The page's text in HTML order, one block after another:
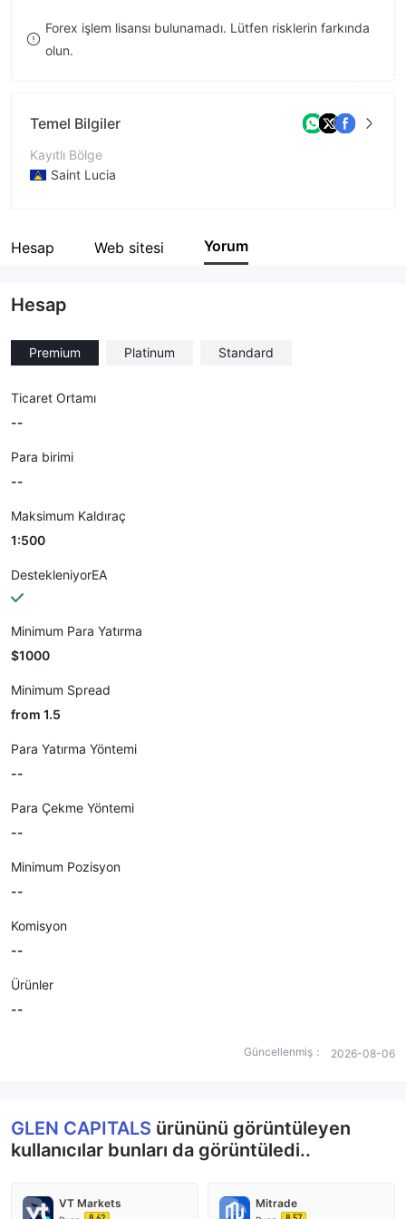
9 99
Forex işlem lisansı bulunamadı. Lütfen risklerin farkında
olun.
Temel Bilgiler
Kayıtlı Bölge
Saint Lucia
Şirket Adı
Hesap Web sitesi Yorum
Hesap
Premium Platinum Standard
Ticaret Ortamı
--
Para birimi
--
Maksimum Kaldıraç
1:500
DestekleniyorEA
Minimum Para Yatırma
$1000
Minimum Spread
from 1.5
Para Yatırma Yöntemi
--
Para Çekme Yöntemi
--
Minimum Pozisyon
--
Komisyon
--
Ürünler
--
Güncellenmiş： 2026-08-06
GLEN CAPITALS ürününü görüntüleyen
kullanıcılar bunları da görüntüledi..
VT Markets Mitrade